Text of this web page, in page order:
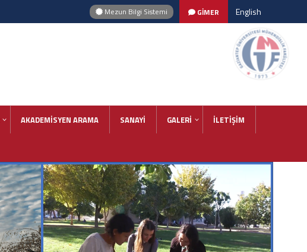
Mezun Bilgi Sistemi GİMER English
AKADEMİSYEN ARAMA SANAYİ GALERİ İLETİŞİM